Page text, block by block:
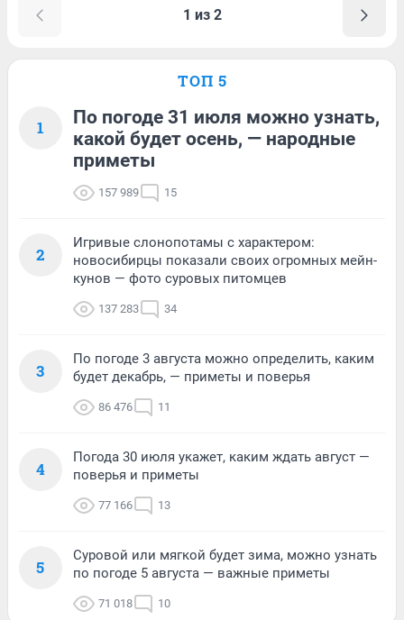
1 из 2
ТОП 5
1
По погоде 31 июля можно узнать,
какой будет осень, — народные
приметы
157 989 15
2
Игривые слонопотамы с характером:
новосибирцы показали своих огромных мейн-
кунов — фото суровых питомцев
137 283 34
3
По погоде 3 августа можно определить, каким
будет декабрь, — приметы и поверья
86 476 11
4
Погода 30 июля укажет, каким ждать август —
поверья и приметы
77 166 13
5
Суровой или мягкой будет зима, можно узнать
по погоде 5 августа — важные приметы
71 018 10